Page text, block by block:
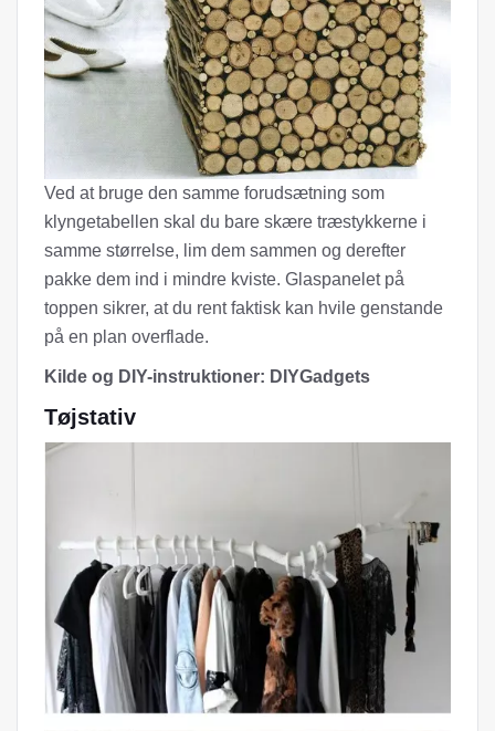
Ved at bruge den samme forudsætning som
klyngetabellen skal du bare skære træstykkerne i
samme størrelse, lim dem sammen og derefter
pakke dem ind i mindre kviste. Glaspanelet på
toppen sikrer, at du rent faktisk kan hvile genstande
på en plan overflade.
Kilde og DIY-instruktioner: DIYGadgets
Tøjstativ